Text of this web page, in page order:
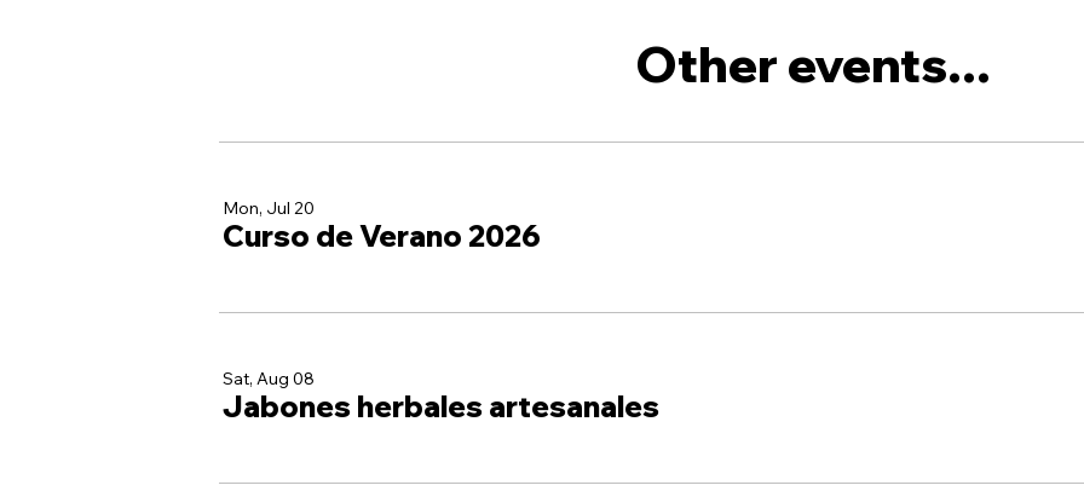
Other events...
Mon, Jul 20
Curso de Verano 2026
Sat, Aug 08
Jabones herbales artesanales